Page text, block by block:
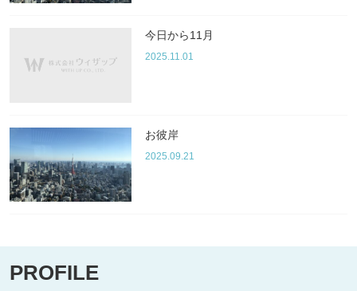
今日から11月
2025.11.01
お彼岸
2025.09.21
PROFILE